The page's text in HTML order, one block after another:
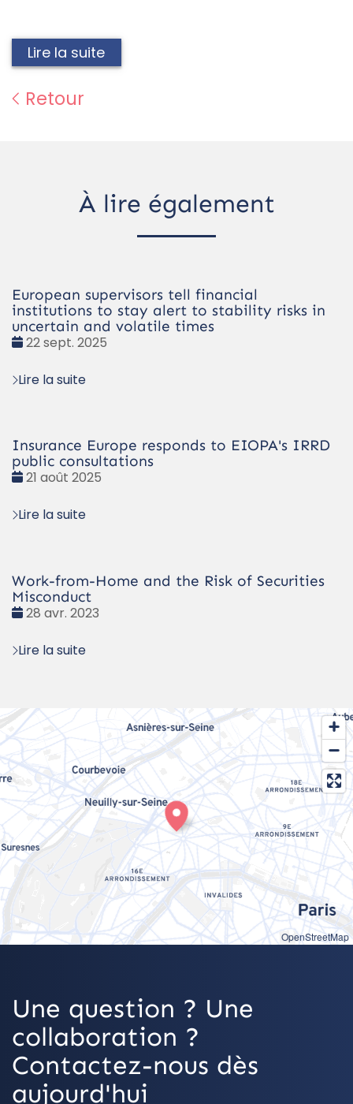
Lire la suite
Retour
À lire également
European supervisors tell financial
institutions to stay alert to stability risks in
uncertain and volatile times
Date
22 sept. 2025
Lire la suite
Insurance Europe responds to EIOPA's IRRD
public consultations
Date
21 août 2025
Lire la suite
Work-from-Home and the Risk of Securities
Misconduct
Date
28 avr. 2023
Lire la suite
OpenStreetMap
Une question ? Une
collaboration ?
Contactez-nous dès
aujourd'hui